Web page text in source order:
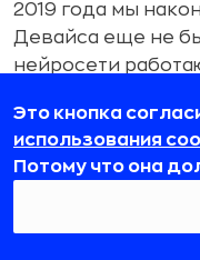
2019 года мы
Девайса еще не
нейросети
рейд по
конференцию по
на «Открытых
потом — улетели
19 дней. Там у нас
Это кнопка
использования
Потому что она